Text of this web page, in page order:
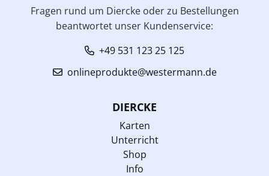
Fragen rund um Diercke oder zu Bestellungen
beantwortet unser Kundenservice:
+49 531 123 25 125
onlineprodukte@westermann.de
DIERCKE
Karten
Unterricht
Shop
Info